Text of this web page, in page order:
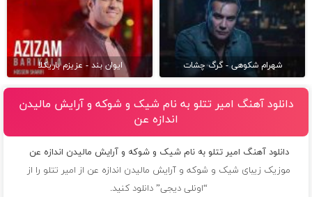
شهرام شکوهی - گرگ چشات ایوان بند - عزیزم باریکلا
دانلود آهنگ امیر تتلو به نام شيک و شوكه و آرايش مالیدن
اندازه عن
دانلود آهنگ امیر تتلو به نام شيک و شوكه و آرايش مالیدن اندازه عن
موزیک زیبای شيک و شوكه و آرايش مالیدن اندازه عن از امیر تتلو را از
“اونلی دیجی” دانلود کنید.